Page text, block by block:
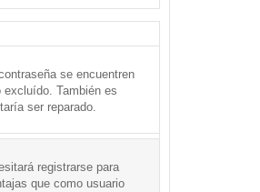
se encuentren
También es
ser reparado.
registrarse para
que como usuario